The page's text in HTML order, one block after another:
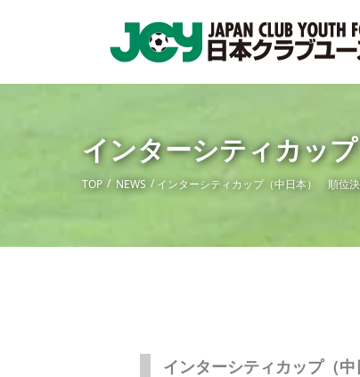
インターシティカッ
TOP NEWS インターシティカップ（中日本） 順位
インターシティカップ（